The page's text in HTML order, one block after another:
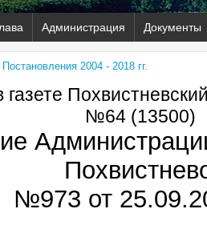
Администрация Документы
Постановления 2004 - 2018 гг.
газете
№64 (13500)
№973 от